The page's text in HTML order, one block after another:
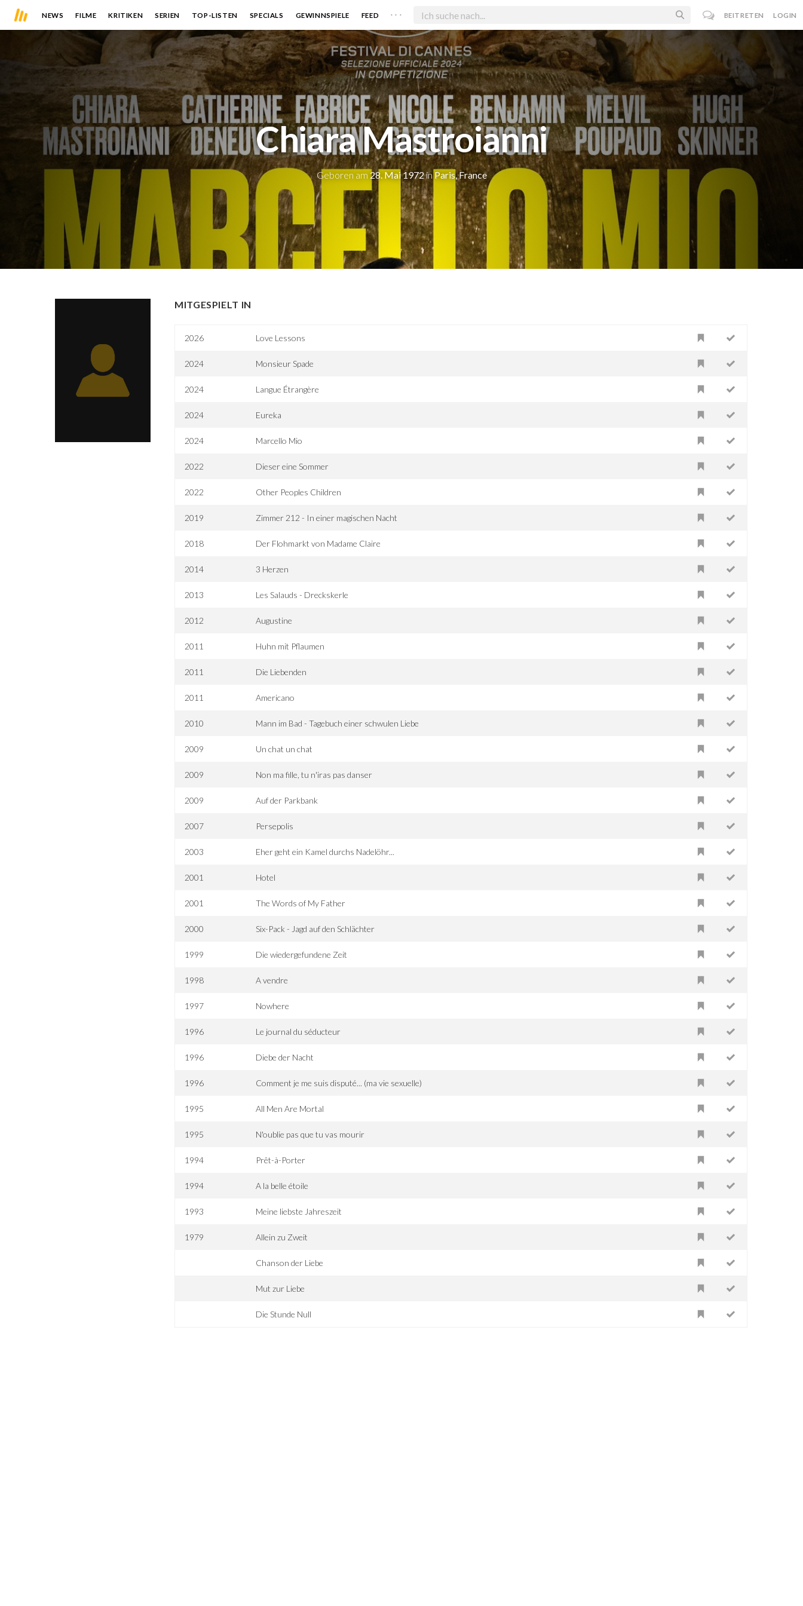
NEWS FILME KRITIKEN SERIEN TOP-LISTEN SPECIALS GEWINNSPIELE FEED . . . BEITRETEN LOGIN
Chiara Mastroianni
Geboren am 28. Mai 1972inParis, France
MITGESPIELT IN
2026 Love Lessons
2024 Monsieur Spade
2024 Langue Étrangère
2024 Eureka
2024 Marcello Mio
2022 Dieser eine Sommer
2022 Other Peoples Children
2019 Zimmer 212 - In einer magischen Nacht
2018 Der Flohmarkt von Madame Claire
2014 3 Herzen
2013 Les Salauds - Dreckskerle
2012 Augustine
2011 Huhn mit Pflaumen
2011 Die Liebenden
2011 Americano
2010 Mann im Bad - Tagebuch einer schwulen Liebe
2009 Un chat un chat
2009 Non ma fille, tu n'iras pas danser
2009 Auf der Parkbank
2007 Persepolis
2003 Eher geht ein Kamel durchs Nadelöhr...
2001 Hotel
2001 The Words of My Father
2000 Six-Pack - Jagd auf den Schlächter
1999 Die wiedergefundene Zeit
1998 A vendre
1997 Nowhere
1996 Le journal du séducteur
1996 Diebe der Nacht
1996 Comment je me suis disputé... (ma vie sexuelle)
1995 All Men Are Mortal
1995 N'oublie pas que tu vas mourir
1994 Prêt-à-Porter
1994 A la belle étoile
1993 Meine liebste Jahreszeit
1979 Allein zu Zweit
Chanson der Liebe
Mut zur Liebe
Die Stunde Null